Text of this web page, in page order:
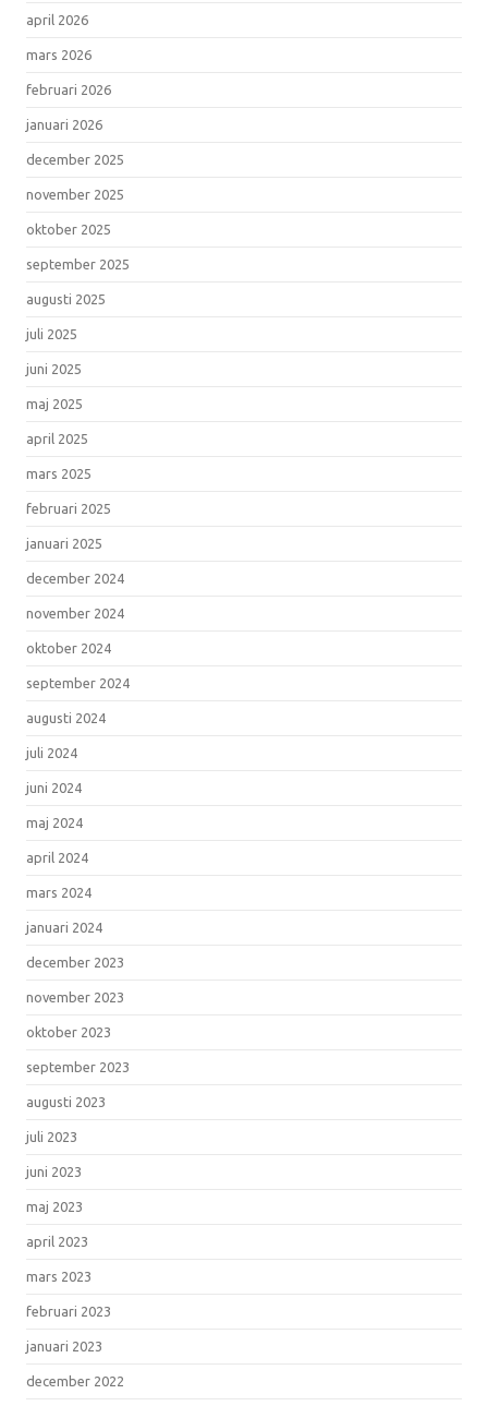
april 2026
mars 2026
februari 2026
januari 2026
december 2025
november 2025
oktober 2025
september 2025
augusti 2025
juli 2025
juni 2025
maj 2025
april 2025
mars 2025
februari 2025
januari 2025
december 2024
november 2024
oktober 2024
september 2024
augusti 2024
juli 2024
juni 2024
maj 2024
april 2024
mars 2024
januari 2024
december 2023
november 2023
oktober 2023
september 2023
augusti 2023
juli 2023
juni 2023
maj 2023
april 2023
mars 2023
februari 2023
januari 2023
december 2022